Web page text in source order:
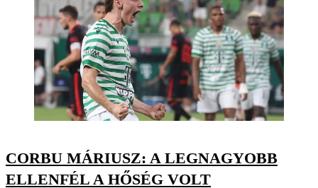
CORBU MÁRIUSZ: A LEGNAGYOBB
ELLENFÉL A HŐSÉG VOLT